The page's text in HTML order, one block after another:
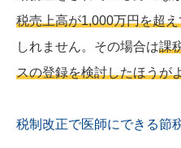
税売上高が1,000万円を超
しれません。その場合は課
スの登録を検討したほうが
税制改正で医師にできる節